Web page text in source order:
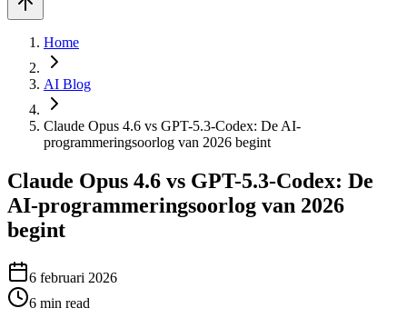
Home
AI Blog
Claude Opus 4.6 vs GPT-5.3-Codex: De AI-
programmeringsoorlog van 2026 begint
Claude Opus 4.6 vs GPT-5.3-Codex: De
AI-programmeringsoorlog van 2026
begint
6 februari 2026
6 min read